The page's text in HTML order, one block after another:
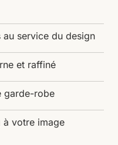
service du design
et raffiné
garde-robe
à votre image